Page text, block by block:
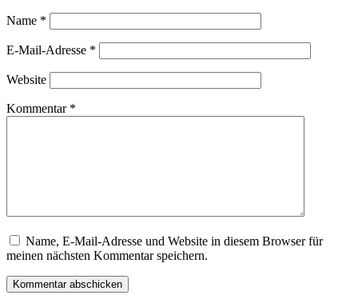
Name *
E-Mail-Adresse *
Website
Kommentar *
Name, E-Mail-Adresse und Website in diesem Browser für
meinen nächsten Kommentar speichern.